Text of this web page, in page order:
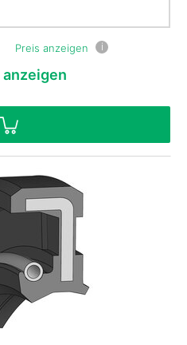
Preis anzeigen i
anzeigen